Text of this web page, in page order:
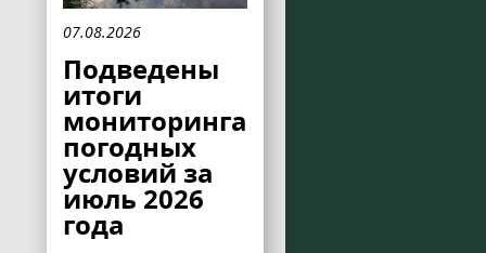
07.08.2026
Подведены
итоги
мониторинга
погодных
условий за
июль 2026
года